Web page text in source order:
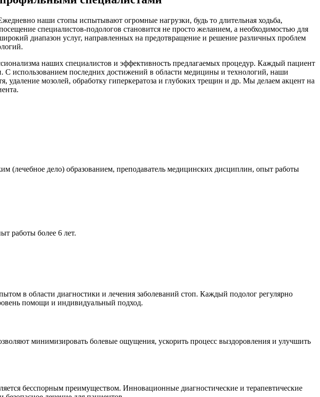
наши стопы испытывают огромные нагрузки, будь то длительная ходьба,
специалистов-подологов становится не просто желанием, а необходимостью для
диапазон услуг, направленных на предотвращение и решение различных проблем
наших специалистов и эффективность предлагаемых процедур. Каждый пациент
использованием последних достижений в области медицины и технологий, наши
мозолей, обработку гиперкератоза и глубоких трещин и др. Мы делаем акцент на
дело) образованием, преподаватель медицинских дисциплин, опыт работы
работы более 6 лет.
в области диагностики и лечения заболеваний стоп. Каждый подолог регулярно
помощи и индивидуальный подход.
минимизировать болевые ощущения, ускорить процесс выздоровления и улучшить
бесспорным преимуществом. Инновационные диагностические и терапевтические